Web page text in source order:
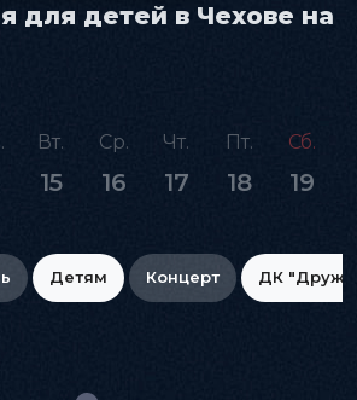
для детей в Чехове на
Вт.
15
Ср.
16
Чт.
17
Пт.
18
Сб.
19
Детям Концерт ДК